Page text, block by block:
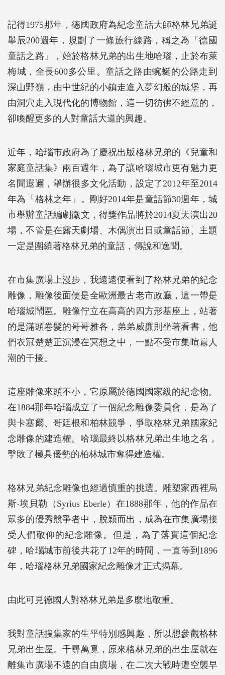
記得1975那年，德國政府為紀念童話大師格林兄弟誕
舉辰200週年，規劃了一條旅行線路，稱之為「德國
童話之路」，始於格林兄弟的出生地哈瑙，止於布萊
梅城，全長600多公里。童話之路由蜿蜒的公路走到
深山野嶺，由中世紀的小鎮走進入夢幻般的城堡，再
由洞穴走入現代化的博物館，這一切彷佛不經意的，
卻喚醒更多的人對童話大道的興趣。
近年，哈瑙市政府為了慶祝出版格林兄弟的《兒童和
家庭童話集》兩百週年，為了讓哈瑙城市更有魅力更
名聞遐邇，舉辦很多文化活動，設定了2012年至2014
年為「格林之年」。剛好2014年是童話節30週年，城
市舉辦童話編劇徵文，得獎作品將於2014夏天演出20
場，不管是在露天劇場、木偶演出日或童話節、主題
一定是圍繞著格林兄弟的童話，傳說和逸聞。
在市集廣場上漫步，我遠遠便看到了格林兄弟的紀念
雕像，雕像後面便是全歐洲最古老市政廳，這一帶是
哈瑙城鬧區。雕像佇立在高高的四方形基座上，站著
的是滿頭卷髮的哥哥雅各，弟弟威廉則坐著看書，他
們衣冠楚楚正沉浸在冥想之中，一點不受市集喧囂人
潮的干擾。
這座雕像來頭不小，它原屬於德國國家級的紀念物。
在1884那年哈瑙成立了一個紀念雕像委員會，是為了
與卡塞爾、哥廷根和柏林競爭，爭取格林兄弟國家紀
念雕像的建造權。哈瑙最終以格林兄弟出生地之名，
擊敗了極具優勢的柏林城市奪得建造權。
格林兄弟紀念雕像也經過慎重的挑選。雕塑家西裡烏
斯‧埃貝勒（Syrius Eberle）在1888那年，他的作品在
眾多的優秀競爭者中，脫穎而出，成為在市集廣場接
受人們敬仰的紀念雕像。但是，為了落實這個紀念
碑，哈瑙城市前後共花了12年的時間，一直等到1896
年，哈瑙格林兄弟國家紀念雕像才正式揭幕。
由此可見德國人對格林兄弟是多麼地敬重。
我對童話搜集家的生平特別感興趣，所以想參觀格林
兄弟出生屋。千尋萬覓，原來格林兄弟的出生屋就在
離集市廣場不遠的自由廣場，在二次大戰時遭空襲早